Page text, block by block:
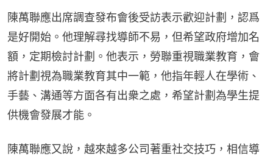
陳萬聯應出席調查發布會後受訪表示歡迎計劃，認爲
是好開始。他理解尋找導師不易，但希望政府增加名
額，定期檢討計劃。他表示，勞聯重視職業教育，會
將計劃視為職業教育其中一範，他指年輕人在學術、
手藝、溝通等方面各有出衆之處，希望計劃為學生提
供機會發展才能。
陳萬聯應又說，越來越多公司著重社交技巧，相信導